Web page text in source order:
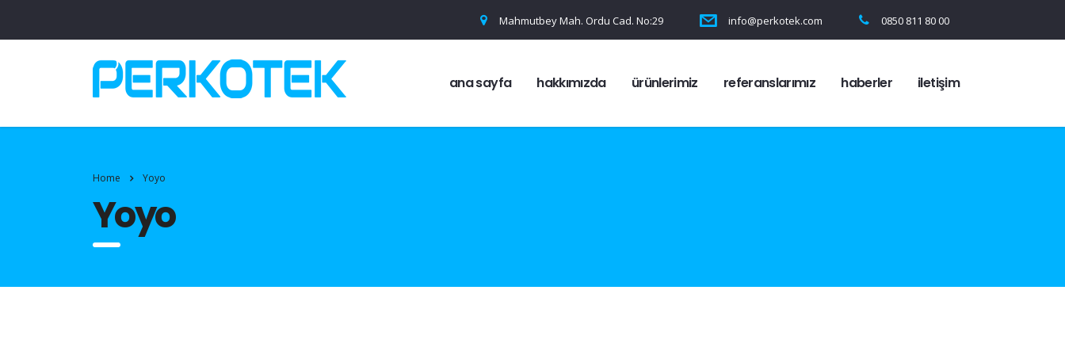
Mahmutbey Mah. Ordu Cad. No:29 info@perkotek.com 0850 811 80 00
ana sayfa hakkımızda ürünlerimiz referanslarımız haberler i̇letişim
Home Yoyo
Yoyo